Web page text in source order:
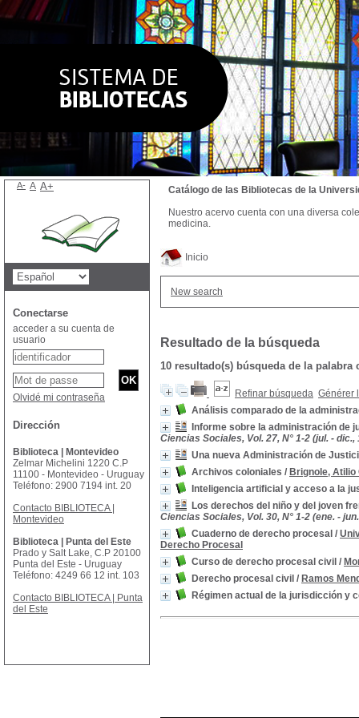
Inicio
New search
Resultado de la búsqueda
10 resultado(s) búsqueda de la palabra
Refinar búsqueda Générer
Análisis comparado de la
Informe sobre la administración de
Ciencias Sociales, Vol. 27, N° 1-2 (jul. - dic.,
Una nueva Administración de
Archivos coloniales / Brignole, Atilio
Inteligencia artificial y acceso a la
Los derechos del niño y del joven
Ciencias Sociales, Vol. 30, N° 1-2 (ene. -
Cuaderno de derecho procesal /
Derecho Procesal
Curso de derecho procesal civil /
Derecho procesal civil / Ramos
Régimen actual de la jurisdicción y
Catálogo de las Bibliotecas de la
Nuestro acervo cuenta con una diversa
medicina.
A- A A+
Conectarse
acceder a su cuenta de
usuario
Olvidé mi contraseña
Dirección
Biblioteca | Montevideo
Zelmar Michelini 1220 C.P
11100 - Montevideo - Uruguay
Teléfono: 2900 7194 int. 20
Contacto BIBLIOTECA |
Montevideo
Biblioteca | Punta del Este
Prado y Salt Lake, C.P 20100
Punta del Este - Uruguay
Teléfono: 4249 66 12 int. 103
Contacto BIBLIOTECA | Punta
del Este